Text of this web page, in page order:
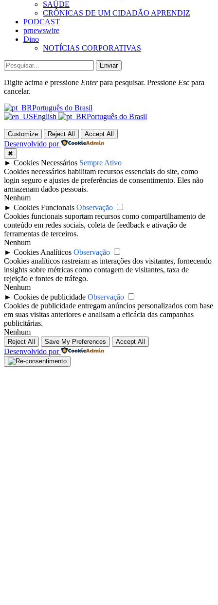
SAÚDE
CRÔNICAS DE UM CIDADÃO APRENDIZ
PODCAST
prnewswire
Dino
NOTÍCIAS CORPORATIVAS
Enviar
Digite acima e pressione Enterpara pesquisar. Pressione Esc para
cancelar.
Português do Brasil
English
Português do Brasil
Customize Reject All Accept All
Desenvolvido por
✖
► Cookies Necessários Sempre Ativo
Cookies necessários habilitam recursos essenciais do site, como
login seguro e ajustes de preferências de consentimento. Eles não
armazenam dados pessoais.
Nenhum
► Cookies Funcionais Observação
Cookies funcionais suportam recursos como compartilhamento de
conteúdo em redes sociais, coleta de feedback e ativação de
ferramentas de terceiros.
Nenhum
► Cookies Analíticos Observação
Cookies analíticos rastreiam as interações dos visitantes, fornecendo
insights sobre métricas como contagem de visitantes, taxa de
rejeição e fontes de tráfego.
Nenhum
► Cookies de publicidade Observação
Cookies de publicidade entregam anúncios personalizados com base
em suas visitas anteriores e analisam a eficácia das campanhas
publicitárias.
Nenhum
Reject All Save My Preferences Accept All
Desenvolvido por